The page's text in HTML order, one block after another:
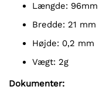
Længde: 96mm
Bredde: 21 mm
Højde: 0,2 mm
Vægt: 2g
Dokumenter: